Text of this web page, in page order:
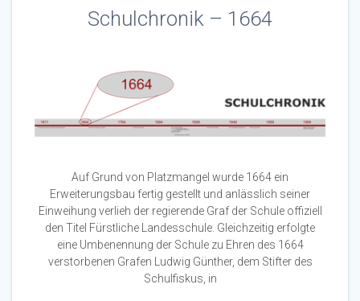
Schulchronik – 1664
Auf Grund von Platzmangel wurde 1664 ein
Erweiterungsbau fertig gestellt und anlässlich seiner
Einweihung verlieh der regierende Graf der Schule offiziell
den Titel Fürstliche Landesschule. Gleichzeitig erfolgte
eine Umbenennung der Schule zu Ehren des 1664
verstorbenen Grafen Ludwig Günther, dem Stifter des
Schulfiskus, in